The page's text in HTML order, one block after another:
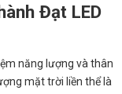
Đạt LED
năng lượng và thân
mặt trời liền thể là